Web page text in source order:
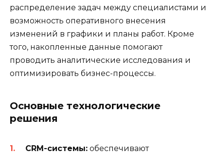
распределение задач между специалистами и
возможность оперативного внесения
изменений в графики и планы работ. Кроме
того, накопленные данные помогают
проводить аналитические исследования и
оптимизировать бизнес-процессы.
Основные технологические
решения
CRM-системы: обеспечивают